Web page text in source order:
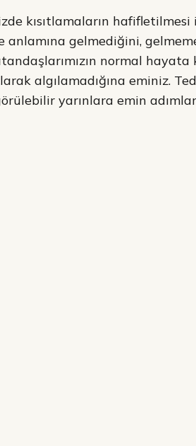
kısıtlamaların
anlamına gelmediğini,
normal
algılamadığına eminiz.
yarınlara emin